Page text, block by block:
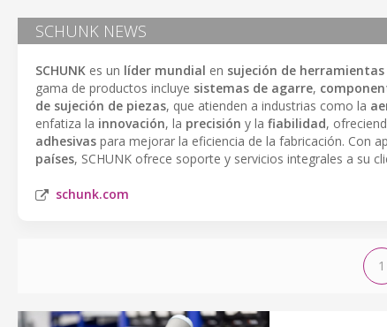
SCHUNK NEWS
SCHUNK es un líder mundial en sujeción de
gama de productos incluye sistemas de agarre,
de sujeción de piezas, que atienden a industrias como la
enfatiza la innovación, la precisión y la fiabilidad,
adhesivas para mejorar la eficiencia de la fabricación. Con
países, SCHUNK ofrece soporte y servicios integrales a su
schunk.com
1